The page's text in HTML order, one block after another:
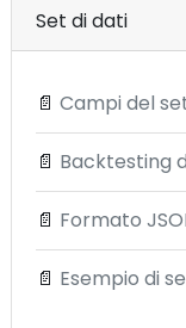
Set di dati
📄 Campi del
📄 Backtesting
📄 Formato
📄 Esempio di